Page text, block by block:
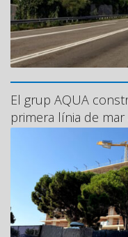
El grup AQUA
primera línia de mar